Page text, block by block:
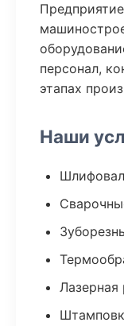
персонал,
этапах
Наши
Лазерная